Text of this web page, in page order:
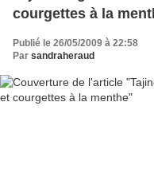
courgettes à la
Publié le 26/05/2009 à 22:58
Par sandraheraud